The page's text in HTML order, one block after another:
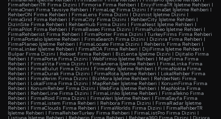
FirmaRehberiTR Firma Dizini | Firmoria Firma Rehberi | EniyiFirmaTR İşletme Rehberi |
FirmaOneri Firma Tavsiye Rehberi | FirmaLog Firma Dizini |FirmaSet İşletme Rehberi |
RehberON Firma Rehberi | FirmaLens Firma Dizini | Dizinist İşletme Dizini |
FirmaGrid Firma Rehberi | FirmaCity Firma Dizini | RehberCity İşletme Rehberi |
DizinSite Firma Rehberi | RehberHub Firma Dizini | FirmaNest İşletme Rehberi |
FirmaPilot Firma Rehberi | FirmaBaseo Firma Dizini | FirmaPulseo İşletme Rehberi |
FirmaRehberist Firma Rehberi | FirmaPorter Firma Dizini | TurkeyFirms Firma Rehberi
| FirmaPortalio İşletme Rehberi | FirmaSearch Firma Dizini | Dizinra Firma Rehberi |
FirmaPlaneo İşletme Rehberi | FirmaLocate Firma Dizini | Rehberis Firma Rehberi |
FirmaLinker İşletme Rehberi | FirmaROA Firma Rehberi | DijiFirma İşletme Rehberi |
Bulpar Firma Dizini | Rebset Firma Rehberi | BizLenta İşletme Dizini | Dijitalio Firma
Rehberi | FirmaPorta Firma Dizini | WebFirmio İşletme Rehberi | MapFirma Firma
Rehberi | FirmaVita Firma Dizini | FirmaArena İşletme Rehberi | FirmaLinka Firma
Rehberi | FirmaBulut Firma Dizini | FirmaKey İşletme Rehberi | FirmaNokta Firma
Rehberi | FirmaDurak Firma Dizini | FirmaRota İşletme Rehberi | LokalRehber Firma
Rehberi | FirmaYerim Firma Dizini | BizMora İşletme Rehberi | RehberNeti Firma
Rehberi | LokalFirma Firma Dizini | MapRehber İşletme Rehberi | KonumFirma Firma
Rehberi | KonumRehber Firma Dizini | WebFira İşletme Rehberi | MapNokta Firma
Rehberi | RehberLine Firma Dizini | FirmaLinko İşletme Rehberi | FirmaTekno Firma
Rehberi | FirmaRoid Firma Dizini | FirmaVeri İşletme Rehberi | FirmaSayfa Firma
Rehberi | FirmaListem Firma Rehberi | Rehbora Firma Dizini | FirmaRadar İşletme
Rehberi | FirmaClouds Firma Rehberi | FirmaWorlds Firma Dizini | FirmaRehberTR
İşletme Rehberi | FirmaRehberTurkey Firma Rehberi | FirmaListPro Firma Dizini |